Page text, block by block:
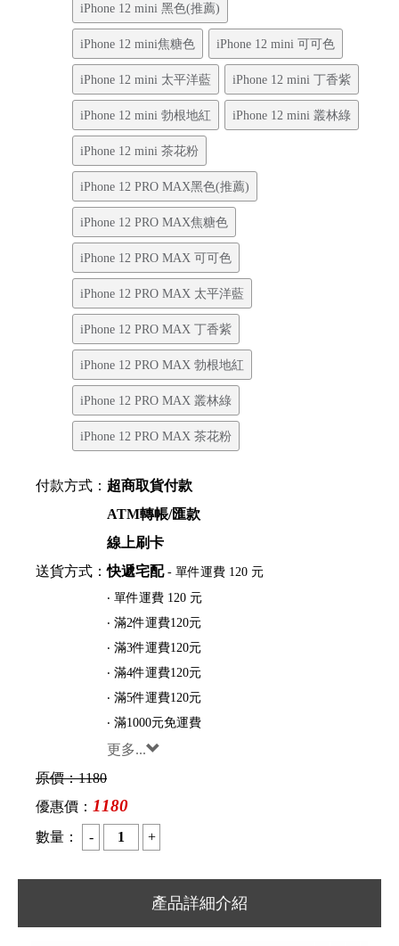
iPhone 12 mini 黑色(推薦)
iPhone 12 mini焦糖色 iPhone 12 mini 可可色
iPhone 12 mini 太平洋藍 iPhone 12 mini 丁香紫
iPhone 12 mini 勃根地紅 iPhone 12 mini 叢林綠
iPhone 12 mini 茶花粉
iPhone 12 PRO MAX黑色(推薦)
iPhone 12 PRO MAX焦糖色
iPhone 12 PRO MAX 可可色
iPhone 12 PRO MAX 太平洋藍
iPhone 12 PRO MAX 丁香紫
iPhone 12 PRO MAX 勃根地紅
iPhone 12 PRO MAX 叢林綠
iPhone 12 PRO MAX 茶花粉
付款方式： 超商取貨付款
ATM轉帳/匯款
線上刷卡
送貨方式：快遞宅配- 單件運費 120 元
‧ 單件運費 120 元
‧ 滿2件運費120元
‧ 滿3件運費120元
‧ 滿4件運費120元
‧ 滿5件運費120元
‧ 滿1000元免運費
更多...
原價：1180
優惠價： 1180
數量：
產品詳細介紹